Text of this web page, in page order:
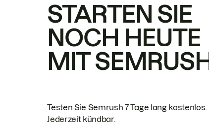
STARTEN SIE
NOCH HEUTE
MIT
Testen Sie Semrush 7 Tage lang kostenlos.
Jederzeit kündbar.